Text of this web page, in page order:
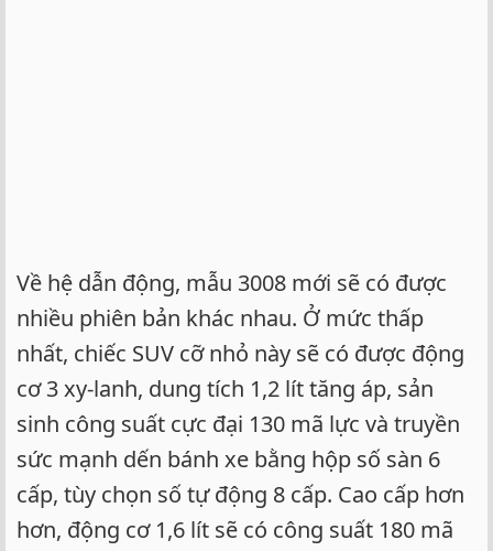
Về hệ dẫn động, mẫu 3008 mới sẽ có được
nhiều phiên bản khác nhau. Ở mức thấp
nhất, chiếc SUV cỡ nhỏ này sẽ có được động
cơ 3 xy-lanh, dung tích 1,2 lít tăng áp, sản
sinh công suất cực đại 130 mã lực và truyền
sức mạnh dến bánh xe bằng hộp số sàn 6
cấp, tùy chọn số tự động 8 cấp. Cao cấp hơn
hơn, động cơ 1,6 lít sẽ có công suất 180 mã